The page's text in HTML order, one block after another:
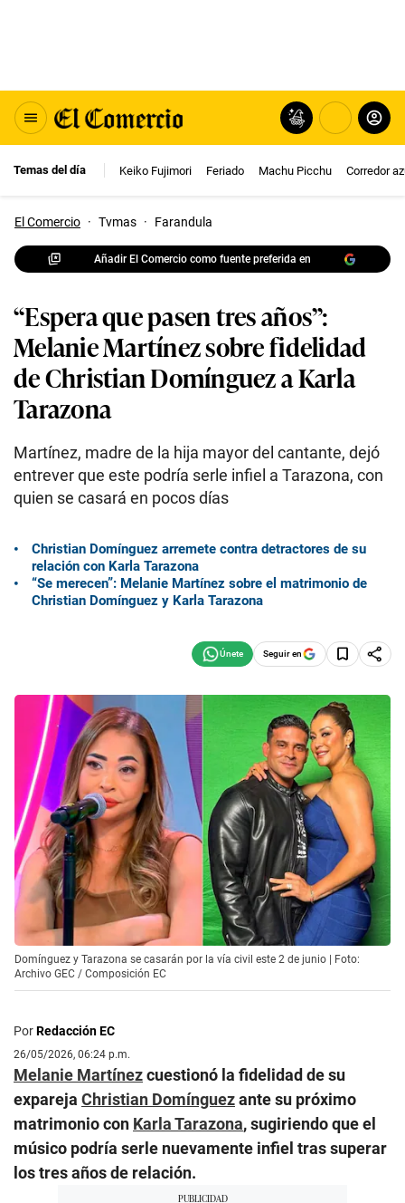
Temas del día Keiko Fujimori Feriado Machu Picchu Corredor
El Comercio · Tvmas · Farandula
Añadir El Comercio como fuente preferida en
“Espera que pasen tres años”:
Melanie Martínez sobre fidelidad
de Christian Domínguez a Karla
Tarazona
Martínez, madre de la hija mayor del cantante, dejó
entrever que este podría serle infiel a Tarazona, con
quien se casará en pocos días
Christian Domínguez arremete contra detractores de su
relación con Karla Tarazona
“Se merecen”: Melanie Martínez sobre el matrimonio de
Christian Domínguez y Karla Tarazona
Seguir en
Domínguez y Tarazona se casarán por la vía civil este 2 de junio | Foto:
Archivo GEC / Composición EC
PorRedacción EC
26/05/2026, 06:24 p.m.
Melanie Martínezcuestionó la fidelidad de su
expareja Christian Domínguezante su próximo
matrimonio con Karla Tarazona, sugiriendo que el
músico podría serle nuevamente infiel tras superar
los tres años de relación.